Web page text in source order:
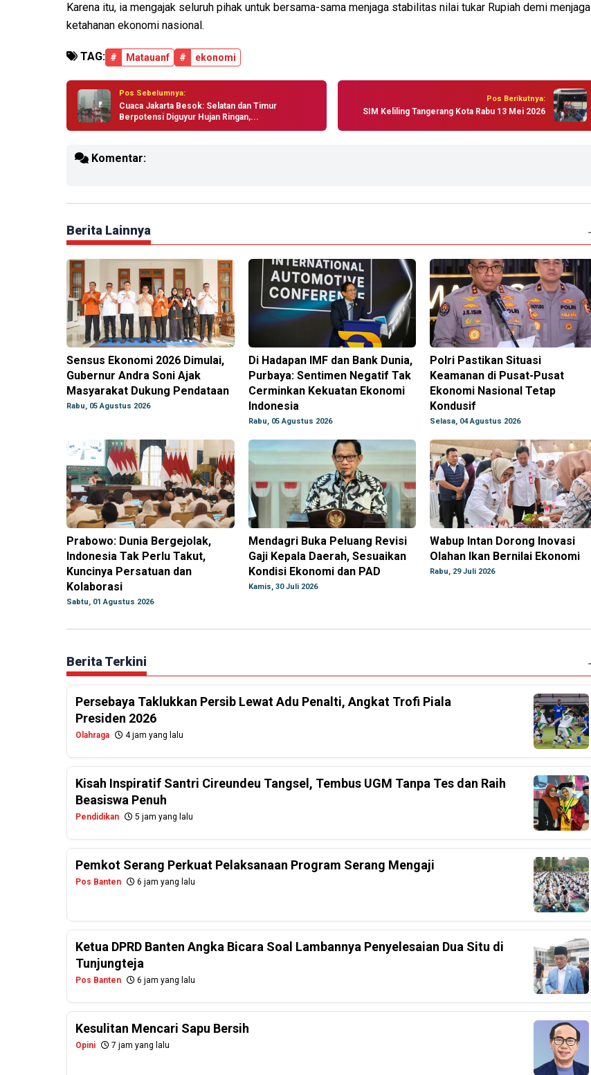
Karena itu, ia mengajak seluruh pihak untuk bersama-sama menjaga stabilitas nilai tukar Rupiah demi menjaga
ketahanan ekonomi nasional.
TAG: # Matauanf # ekonomi
Pos Sebelumnya:
Cuaca Jakarta Besok: Selatan dan Timur
Berpotensi Diguyur Hujan Ringan,...
Pos Berikutnya:
SIM Keliling Tangerang Kota Rabu 13 Mei 2026
Komentar:
Berita Lainnya
Sensus Ekonomi 2026 Dimulai,
Gubernur Andra Soni Ajak
Masyarakat Dukung Pendataan
Rabu, 05 Agustus 2026
Di Hadapan IMF dan Bank Dunia,
Purbaya: Sentimen Negatif Tak
Cerminkan Kekuatan Ekonomi
Indonesia
Rabu, 05 Agustus 2026
Polri Pastikan Situasi
Keamanan di Pusat-Pusat
Ekonomi Nasional Tetap
Kondusif
Selasa, 04 Agustus 2026
Prabowo: Dunia Bergejolak,
Indonesia Tak Perlu Takut,
Kuncinya Persatuan dan
Kolaborasi
Sabtu, 01 Agustus 2026
Mendagri Buka Peluang Revisi
Gaji Kepala Daerah, Sesuaikan
Kondisi Ekonomi dan PAD
Kamis, 30 Juli 2026
Wabup Intan Dorong Inovasi
Olahan Ikan Bernilai Ekonomi
Rabu, 29 Juli 2026
Berita Terkini
Persebaya Taklukkan Persib Lewat Adu Penalti, Angkat Trofi Piala
Presiden 2026
Olahraga 4 jam yang lalu
Kisah Inspiratif Santri Cireundeu Tangsel, Tembus UGM Tanpa Tes dan Raih
Beasiswa Penuh
Pendidikan 5 jam yang lalu
Pemkot Serang Perkuat Pelaksanaan Program Serang Mengaji
Pos Banten 6 jam yang lalu
Ketua DPRD Banten Angka Bicara Soal Lambannya Penyelesaian Dua Situ di
Tunjungteja
Pos Banten 6 jam yang lalu
Kesulitan Mencari Sapu Bersih
Opini 7 jam yang lalu